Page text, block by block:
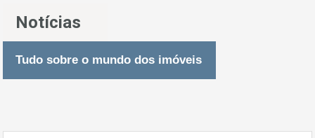
Notícias
Tudo sobre o mundo dos imóveis